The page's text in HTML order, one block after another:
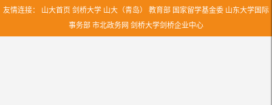
友情连接：
山大首页 剑桥大学 山大（青岛） 教育部 国家留学基金委 山东大学国际
事务部 市北政务网 剑桥大学剑桥企业中心